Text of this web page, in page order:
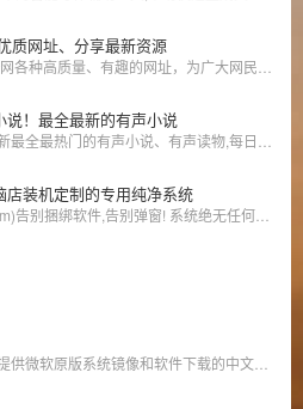
质网址、分享最新资源
！最全最新的有声小说
店装机定制的专用纯净系统